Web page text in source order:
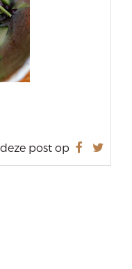
post op